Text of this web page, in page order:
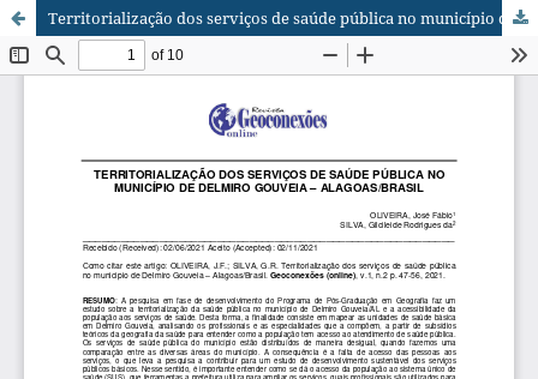
Territorialização dos serviços de saúde pública no município de Delmiro Gouveia – Alagoas/Brasil